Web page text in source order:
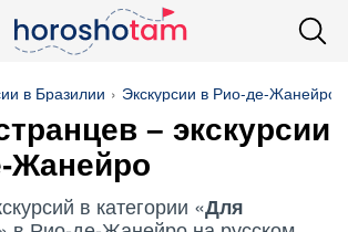
в Бразилии Экскурсии в Рио-де-Жанейро
– экскурсии
Жанейро
в категории «Для